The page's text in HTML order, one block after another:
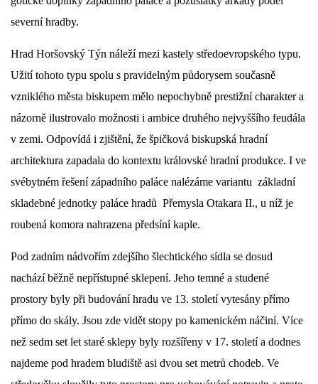
severní hradby.
Hrad Horšovský Týn náleží mezi kastely středoevropského typu.
Užití tohoto typu spolu s pravidelným půdorysem současně
vzniklého města biskupem mělo nepochybně prestižní charakter a
názorně ilustrovalo možnosti i ambice druhého nejvyššího feudála
v zemi. Odpovídá i zjištění, že špičková biskupská hradní
architektura zapadala do kontextu královské hradní produkce. I ve
svébytném řešení západního paláce nalézáme variantu základní
skladebné jednotky paláce hradů Přemysla Otakara II., u níž je
roubená komora nahrazena předsíní kaple.
Pod zadním nádvořím zdejšího šlechtického sídla se dosud
nachází běžně nepřístupné sklepení. Jeho temné a studené
prostory byly při budování hradu ve 13. století vytesány přímo
přímo do skály. Jsou zde vidět stopy po kamenickém náčiní. Více
než sedm set let staré sklepy byly rozšířeny v 17. století a dodnes
najdeme pod hradem bludiště asi dvou set metrů chodeb. Ve